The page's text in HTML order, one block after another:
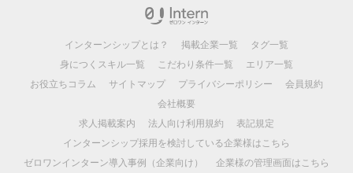
インターンシップとは？ 掲載企業一覧
タグ一覧
身につくスキル一覧
こだわり条件一覧
エリア一覧
お役立ちコラム
サイトマップ プライバシーポリシー
会員規約
会社概要
求人掲載案内
法人向け利用規約
表記規定
インターンシップ採用を検討している企業様はこちら
ゼロワンインターン導入事例（企業向け）
企業様の管理画面はこちら